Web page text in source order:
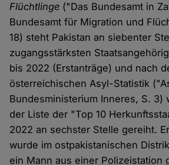
Flüchtlinge ("Das Bundesamt in
Bundesamt für Migration und
18) steht Pakistan an siebenter
zugangsstärksten
bis 2022 (Erstanträge) und nach
österreichischen Asyl-Statistik
Bundesministerium Inneres, S. 3)
der Liste der "Top 10
2022 an sechster Stelle gereiht.
wurde im ostpakistanischen
ein Mann aus einer Polizeistation